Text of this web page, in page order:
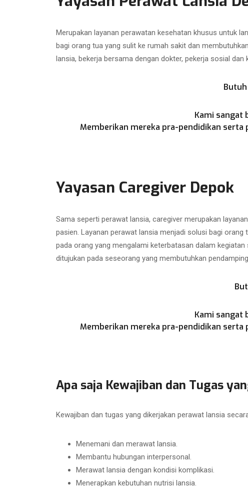
Merupakan layanan perawatan kesehatan khusus untuk
bagi orang tua yang sulit ke rumah sakit dan
lansia, bekerja bersama dengan dokter, pekerja sosial
Kami sangat
Memberikan mereka pra-pendidikan
Yayasan Caregiver Depok
Sama seperti perawat lansia, caregiver merupakan
pasien. Layanan perawat lansia menjadi solusi bagi
pada orang yang mengalami keterbatasan dalam
ditujukan pada seseorang yang membutuhkan
Kami sangat
Memberikan mereka pra-pendidikan
Apa saja Kewajiban dan Tugas
Kewajiban dan tugas yang dikerjakan perawat lansia
Menemani dan merawat lansia.
Membantu hubungan interpersonal.
Merawat lansia dengan kondisi komplikasi.
Menerapkan kebutuhan nutrisi lansia.